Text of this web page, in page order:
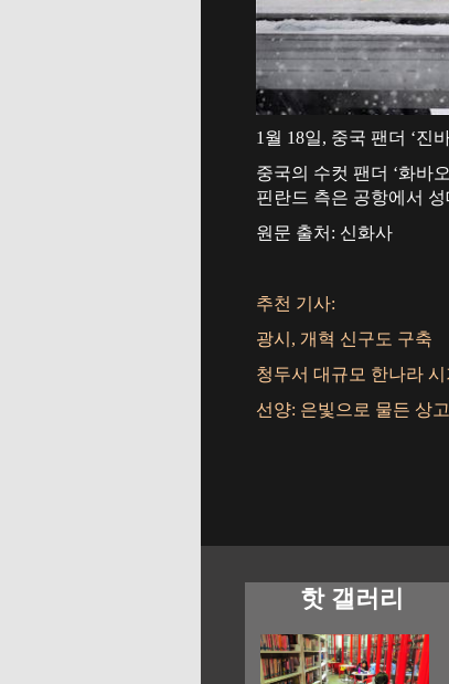
1월 18일, 중국 팬더 ‘진
중국의 수컷 팬더 ‘화바
핀란드 측은 공항에서
원문 출처: 신화사
추천 기사:
광시, 개혁 신구도 구축
청두서 대규모 한나라
선양: 은빛으로 물든 상
핫 갤러리